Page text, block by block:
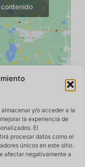
y/o acceder a la
la experiencia de
El
procesar datos como el
únicos en este sitio.
afectar negativamente a